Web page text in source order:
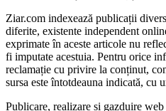
Ziar.com indexează publicații
diferite, existente independent
exprimate în aceste articole nu
fi imputate acestuia. Pentru orice
reclamație cu privire la conținut,
sursa este întotdeauna indicată, cu
Publicare, realizare si gazduire